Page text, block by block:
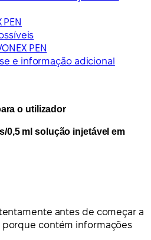
PEN
e informação adicional
o utilizador
0,5 ml solução injetável em
antes de começar a
porque contém informações